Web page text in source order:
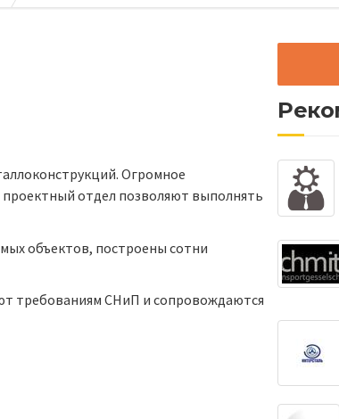
Огромное
отдел позволяют выполнять
объектов, построены сотни
требованиям СНиП и сопровождаются